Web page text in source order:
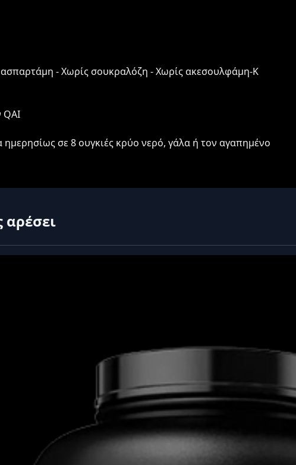
ασπαρτάμη - Χωρίς σουκραλόζη - Χωρίς ακεσουλφάμη-K
QAI
σε 8 ουγκιές κρύο νερό, γάλα ή τον αγαπημένο
αρέσει